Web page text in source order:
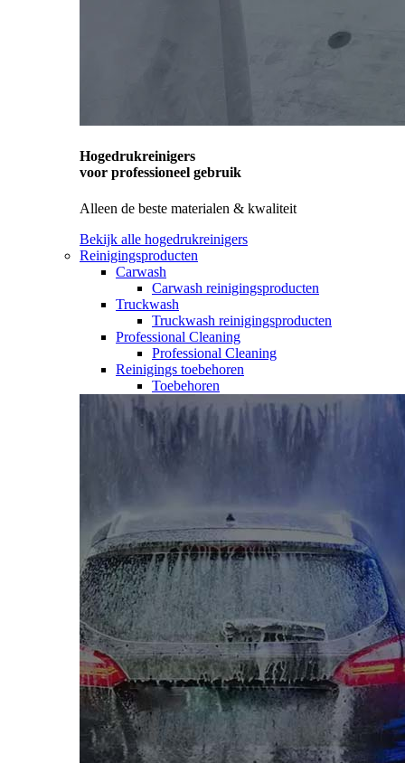
Hogedrukreinigers
voor professioneel gebruik
Alleen de beste materialen & kwaliteit
Bekijk alle hogedrukreinigers
Reinigingsproducten
Carwash
Carwash reinigingsproducten
Truckwash
Truckwash reinigingsproducten
Professional Cleaning
Professional Cleaning
Reinigings toebehoren
Toebehoren